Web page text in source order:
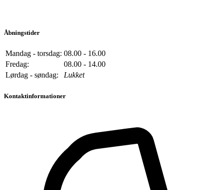
Åbningstider
Mandag - torsdag: 08.00 - 16.00
Fredag:
08.00 - 14.00
Lørdag - søndag:
Lukket
Kontaktinformationer